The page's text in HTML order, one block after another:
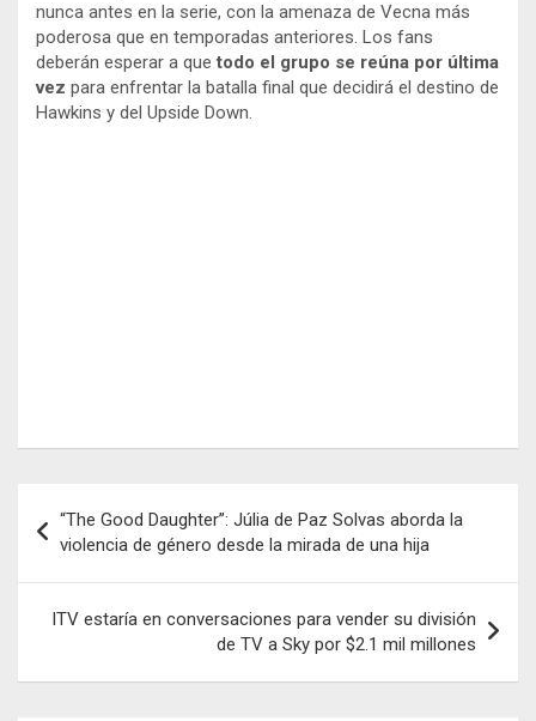
nunca antes en la serie, con la amenaza de Vecna más
poderosa que en temporadas anteriores. Los fans
deberán esperar a quetodo el grupo se reúna por última
vez para enfrentar la batalla final que decidirá el destino de
Hawkins y del Upside Down.
de
entradas
“The Good Daughter”: Júlia de Paz Solvas aborda la
violencia de género desde la mirada de una hija
ITV estaría en conversaciones para vender su división
de TV a Sky por $2.1 mil millones